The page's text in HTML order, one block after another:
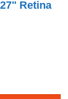
Retina
5K - Standard